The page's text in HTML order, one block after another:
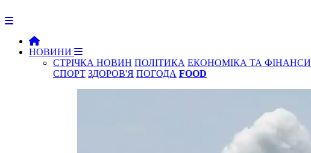
НОВИНИ
СТРІЧКА НОВИН ПОЛІТИКА ЕКОНОМІКА ТА ФІНАНСИ
СПОРТ ЗДОРОВ'Я ПОГОДА FOOD